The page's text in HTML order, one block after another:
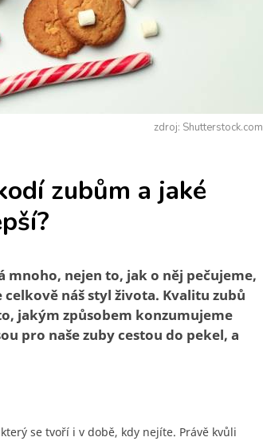
zdroj: Shutterstock.com
zubům a jaké
mnoho, nejen to, jak o něj pečujeme,
náš styl života. Kvalitu zubů
jakým způsobem konzumujeme
pro naše zuby cestou do pekel, a
se tvoří i v době, kdy nejíte. Právě kvůli